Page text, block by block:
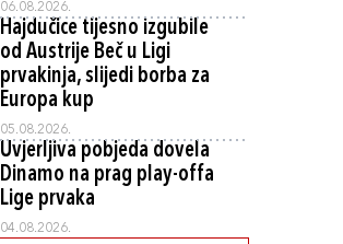
06.08.2026.
Hajdučice tijesno izgubile
od Austrije Beč u Ligi
prvakinja, slijedi borba za
Europa kup
05.08.2026.
Uvjerljiva pobjeda dovela
Dinamo na prag play-offa
Lige prvaka
04.08.2026.